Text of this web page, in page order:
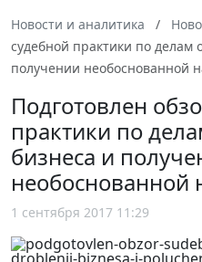
Новости и аналитика
судебной практики по делам
получении необоснованной
Подготовлен
практики по
бизнеса и
необоснованной
1 сентября 2017 11:29